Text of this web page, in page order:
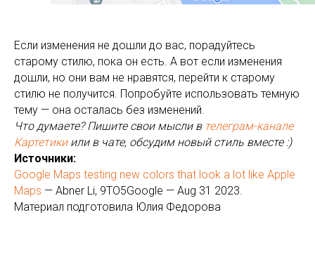
Если изменения не дошли до вас, порадуйтесь
старому стилю, пока он есть. А вот если изменения
дошли, но они вам не нравятся, перейти к старому
стилю не получится. Попробуйте использовать темную
тему — она осталась без изменений.
Что думаете? Пишите свои мысли в телеграм-канале
Картетикиили в чате, обсудим новый стиль вместе :)
Источники:
Google Maps testing new colors that look a lot like Apple
Maps — Abner Li, 9TO5Google — Aug 31 2023.
Материал подготовила Юлия Федорова